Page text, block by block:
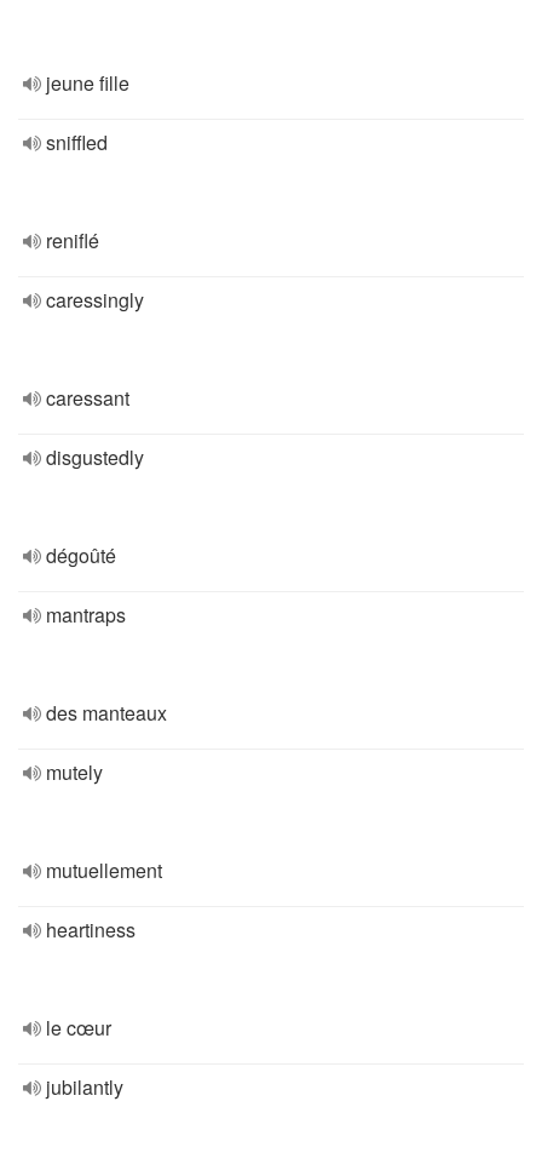
jeune fille
sniffled
reniflé
caressingly
caressant
disgustedly
dégoûté
mantraps
des manteaux
mutely
mutuellement
heartiness
le cœur
jubilantly